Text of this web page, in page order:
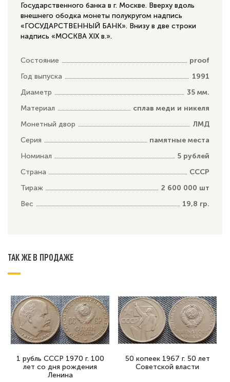
Государственного банка в г. Москве. Вверху вдоль
внешнего ободка монеты полукругом надпись
«ГОСУДАРСТВЕННЫЙ БАНК». Внизу в две строки
надпись «МОСКВА XIX в.».
Состояние
proof
Год выпуска
1991
Диаметр
35 мм.
Материал
сплав меди и никеля
Монетный двор
ЛМД
Серия
памятные места
Номинал
5 рублей
Страна
СССР
Тираж
2 600 000 шт
Вес
19,8 гр.
ТАК ЖЕ В ПРОДАЖЕ
1 рубль СССР 1970 г. 100
лет со дня рождения
Ленина
50 копеек 1967 г. 50 лет
Советской власти